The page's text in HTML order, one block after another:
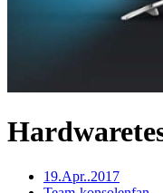
19.Apr..2017